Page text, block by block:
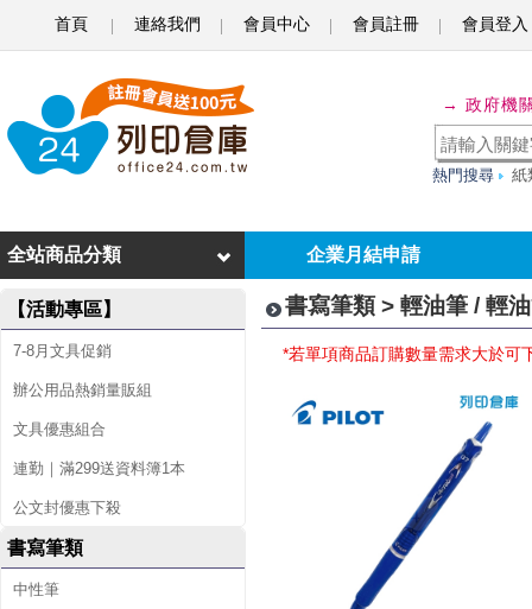
首頁 連絡我們 會員中心 會員註冊 會員登入
油
筆
輕
油
筆
芯
→ 政府機
熱門搜尋 紙
企業月結申請
全站商品分類
【活動專區】
7-8月文具促銷
辦公用品熱銷量販組
文具優惠組合
連勤｜滿299送資料簿1本
公文封優惠下殺
書寫筆類
中性筆
書寫筆類 > 輕油筆 / 輕
*若單項商品訂購數量需求大於可